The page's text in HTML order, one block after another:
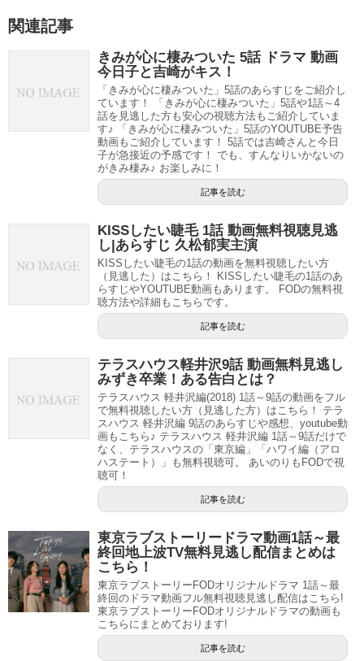
関連記事
きみが心に棲みついた 5話 ドラマ 動画
今日子と吉崎がキス！
「きみが心に棲みついた」5話のあらすじをご紹介し
ています！ 「きみが心に棲みついた」5話や1話～4
話を見逃した方も安心の視聴方法もご紹介していま
す♪ 「きみが心に棲みついた」5話のYOUTUBE予告
動画もご紹介しています！ 5話では吉崎さんと今日
子が急接近の予感です！ でも、すんなりいかないの
がきみ棲み♪ お楽しみに！
記事を読む
KISSしたい睫毛 1話 動画無料視聴見逃
し|あらすじ 久松郁実主演
KISSしたい睫毛の1話の動画を無料視聴したい方
（見逃した）はこちら！ KISSしたい睫毛の1話のあ
らすじやYOUTUBE動画もあります。 FODの無料視
聴方法や詳細もこちらです。
記事を読む
テラスハウス軽井沢9話 動画無料見逃し
みずき卒業！ある告白とは？
テラスハウス 軽井沢編(2018) 1話～9話の動画をフル
で無料視聴したい方（見逃した方）はこちら！ テラ
スハウス 軽井沢編 9話のあらすじや感想、youtube動
画もこちら♪ テラスハウス 軽井沢編 1話～9話だけで
なく、テラスハウスの「東京編」「ハワイ編（アロ
ハステート）」も無料視聴可。 あいのりもFODで視
聴可！
記事を読む
東京ラブストーリードラマ動画1話～最
終回地上波TV無料見逃し配信まとめは
こちら！
東京ラブストーリーFODオリジナルドラマ 1話～最
終回のドラマ動画フル無料視聴見逃し配信はこちら!
東京ラブストーリーFODオリジナルドラマの動画も
こちらにまとめております!
記事を読む